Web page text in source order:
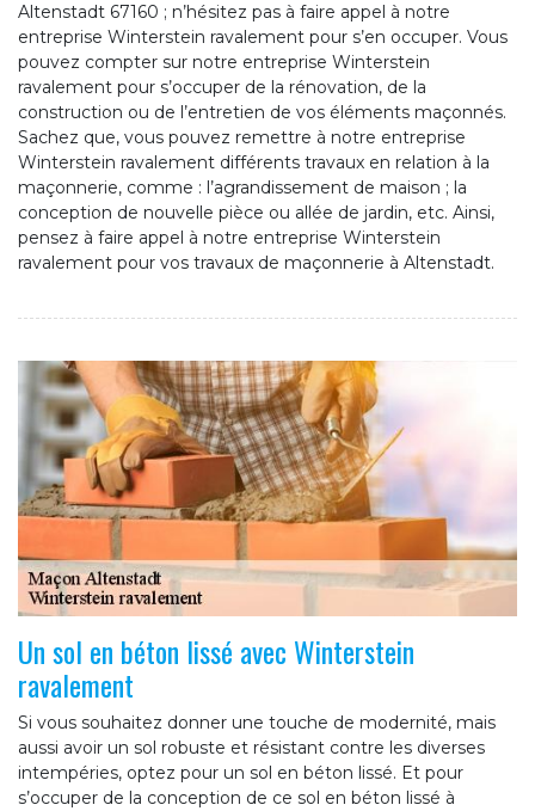
Altenstadt 67160 ; n’hésitez pas à faire appel à notre
entreprise Winterstein ravalement pour s’en occuper. Vous
pouvez compter sur notre entreprise Winterstein
ravalement pour s’occuper de la rénovation, de la
construction ou de l’entretien de vos éléments maçonnés.
Sachez que, vous pouvez remettre à notre entreprise
Winterstein ravalement différents travaux en relation à la
maçonnerie, comme : l’agrandissement de maison ; la
conception de nouvelle pièce ou allée de jardin, etc. Ainsi,
pensez à faire appel à notre entreprise Winterstein
ravalement pour vos travaux de maçonnerie à Altenstadt.
Un sol en béton lissé avec Winterstein
ravalement
Si vous souhaitez donner une touche de modernité, mais
aussi avoir un sol robuste et résistant contre les diverses
intempéries, optez pour un sol en béton lissé. Et pour
s’occuper de la conception de ce sol en béton lissé à